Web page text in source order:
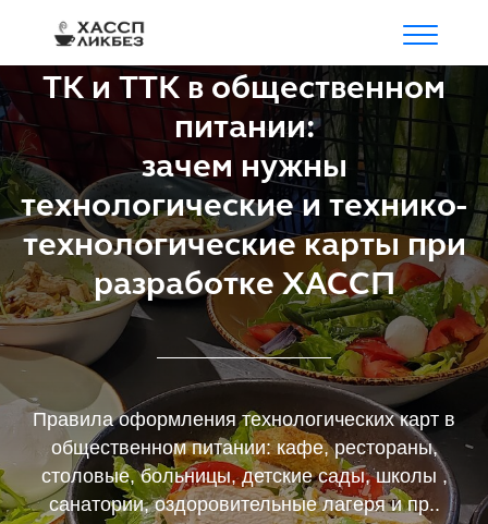
ТК и ТТК в общественном
питании:
зачем нужны
технологические и технико-
технологические карты при
разработке ХАССП
Правила оформления технологических карт в
общественном питании: кафе, рестораны,
столовые, больницы, детские сады, школы ,
санатории, оздоровительные лагеря и пр..